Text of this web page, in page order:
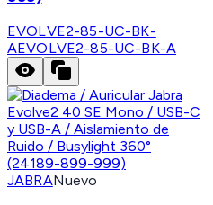
EVOLVE2-85-UC-BK-
AEVOLVE2-85-UC-BK-A
JABRANuevo